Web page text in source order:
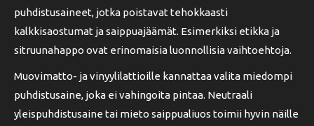
puhdistusaineet, jotka poistavat tehokkaasti
kalkkisaostumat ja saippuajäämät. Esimerkiksi etikka ja
sitruunahappo ovat erinomaisia luonnollisia vaihtoehtoja.
Muovimatto- ja vinyylilattioille kannattaa valita miedompi
puhdistusaine, joka ei vahingoita pintaa. Neutraali
yleispuhdistusaine tai mieto saippualiuos toimii hyvin näille